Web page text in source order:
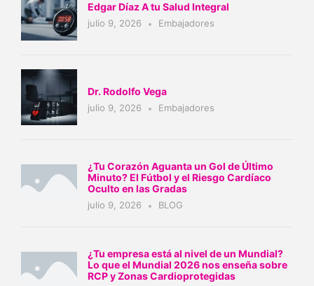
Edgar Díaz A tu Salud Integral
julio 9, 2026 Embajadores
Dr. Rodolfo Vega
julio 9, 2026 Embajadores
¿Tu Corazón Aguanta un Gol de Último
Minuto? El Fútbol y el Riesgo Cardíaco
Oculto en las Gradas
julio 9, 2026 BLOG
¿Tu empresa está al nivel de un Mundial?
Lo que el Mundial 2026 nos enseña sobre
RCP y Zonas Cardioprotegidas